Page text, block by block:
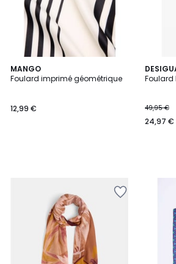
MANGO
Foulard imprimé géométrique
12,99 €
Foulard
49,95 €
24,97 €